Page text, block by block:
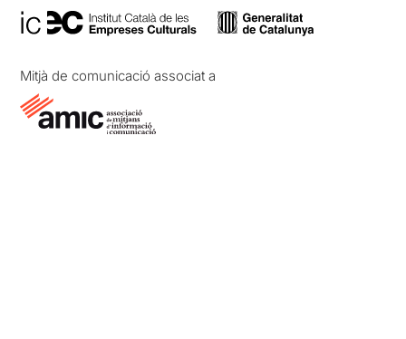
Mitjà de comunicació associat a